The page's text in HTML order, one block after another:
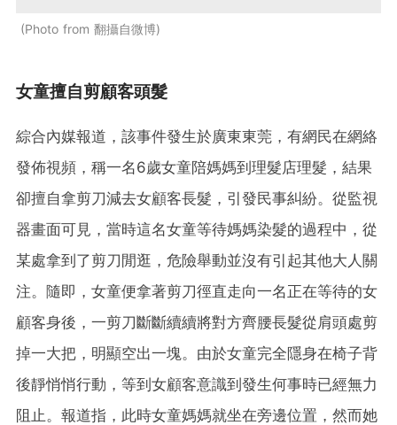
Photo from 翻攝自微博
女童擅自剪顧客頭髮
綜合內媒報道，該事件發生於廣東東莞，有網民在網絡
發佈視頻，稱一名6歲女童陪媽媽到理髮店理髮，結果
卻擅自拿剪刀減去女顧客長髮，引發民事糾紛。從監視
器畫面可見，當時這名女童等待媽媽染髮的過程中，從
某處拿到了剪刀閒逛，危險舉動並沒有引起其他大人關
注。隨即，女童便拿著剪刀徑直走向一名正在等待的女
顧客身後，一剪刀斷斷續續將對方齊腰長髮從肩頭處剪
掉一大把，明顯空出一塊。由於女童完全隱身在椅子背
後靜悄悄行動，等到女顧客意識到發生何事時已經無力
阻止。報道指，此時女童媽媽就坐在旁邊位置，然而她